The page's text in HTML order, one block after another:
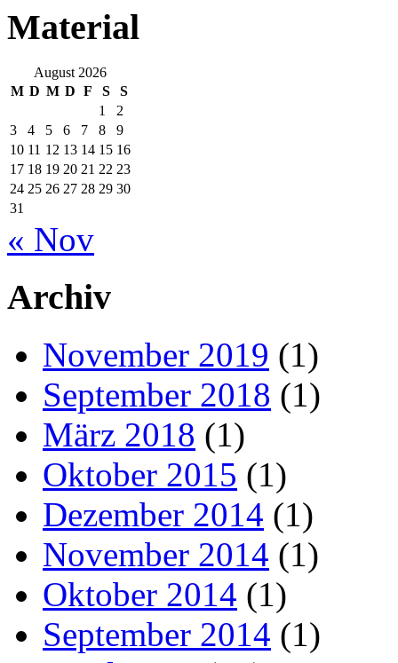
Material
August 2026
M D M D F S
S
1
2
3
4 5 6 7 8
9
10 11 12 13 14 15 16
17 18 19 20 21 22 23
24 25 26 27 28 29 30
31
« Nov
Archiv
November 2019 (1)
September 2018 (1)
März 2018 (1)
Oktober 2015 (1)
Dezember 2014 (1)
November 2014 (1)
Oktober 2014 (1)
September 2014 (1)